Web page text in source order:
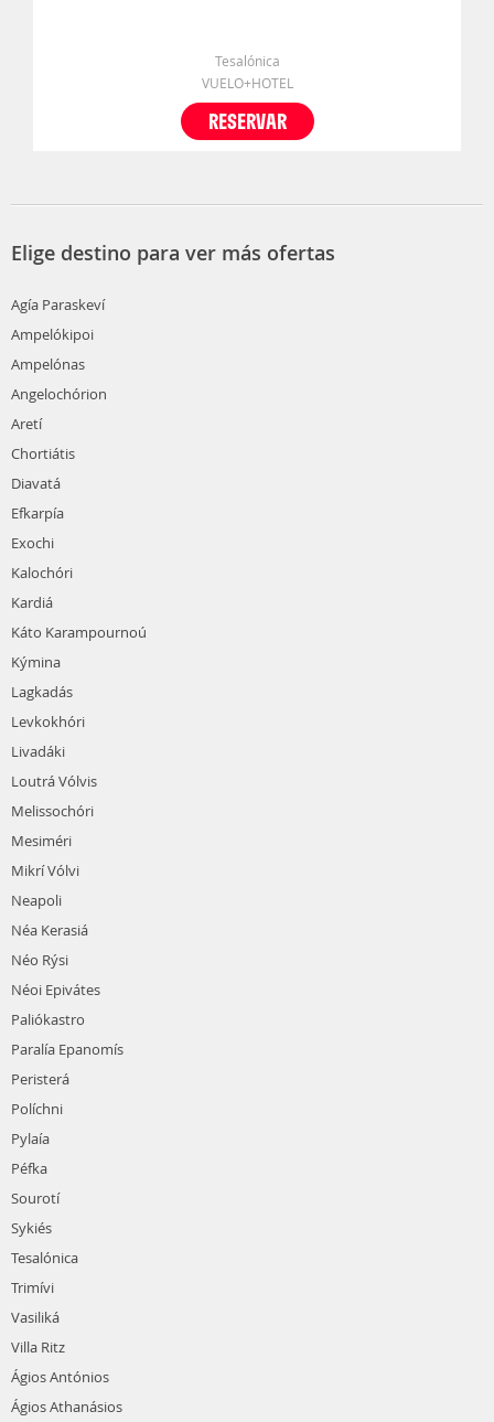
Tesalónica
VUELO+HOTEL
RESERVAR
Elige destino para ver más ofertas
Agía Paraskeví
Ampelókipoi
Ampelónas
Angelochórion
Aretí
Chortiátis
Diavatá
Efkarpía
Exochi
Kalochóri
Kardiá
Káto Karampournoú
Kýmina
Lagkadás
Levkokhóri
Livadáki
Loutrá Vólvis
Melissochóri
Mesiméri
Mikrí Vólvi
Neapoli
Néa Kerasiá
Néo Rýsi
Néoi Epivátes
Paliókastro
Paralía Epanomís
Peristerá
Políchni
Pylaía
Péfka
Sourotí
Sykiés
Tesalónica
Trimívi
Vasiliká
Villa Ritz
Ágios Antónios
Ágios Athanásios